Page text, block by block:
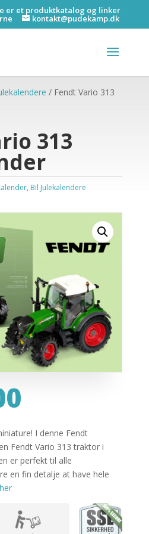
er et produktkatalog og linker
kontakt@pudekamp.dk
/ Fendt Vario 313
313
, Bil Julekalendere
I denne Fendt
Fendt Vario 313 traktor i
er perfekt til alle
en fin detalje at have hele